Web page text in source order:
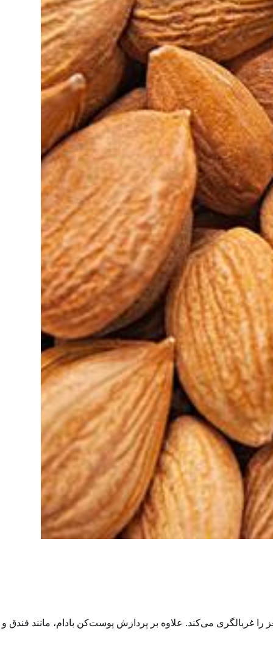
را غربالگری می‌کند. علاوه بر پردازش پوست‌کن بادام، مانند فندق و